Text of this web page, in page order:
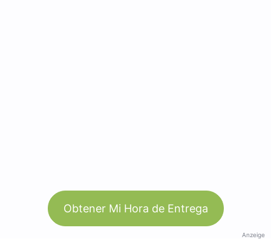
Obtener Mi Hora de Entrega
Anzeige